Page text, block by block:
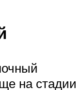
на стадии